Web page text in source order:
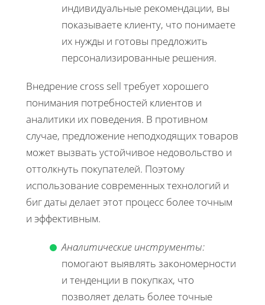
индивидуальные рекомендации, вы
показываете клиенту, что понимаете
их нужды и готовы предложить
персонализированные решения.
Внедрение cross sell требует хорошего
понимания потребностей клиентов и
аналитики их поведения. В противном
случае, предложение неподходящих товаров
может вызвать устойчивое недовольство и
оттолкнуть покупателей. Поэтому
использование современных технологий и
биг даты делает этот процесс более точным
и эффективным.
Аналитические инструменты:
помогают выявлять закономерности
и тенденции в покупках, что
позволяет делать более точные